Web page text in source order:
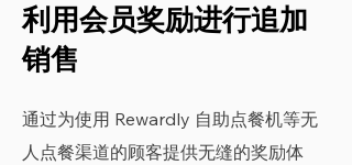
利用会员奖励进行追加
销售
通过为使用 Rewardly 自助点餐机等无
人点餐渠道的顾客提供无缝的奖励体